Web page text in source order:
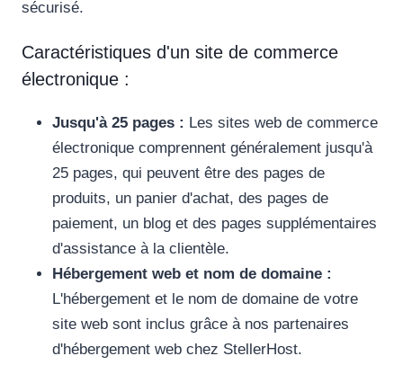
sécurisé.
Caractéristiques d'un site de commerce
électronique :
Jusqu'à 25 pages : Les sites web de commerce
électronique comprennent généralement jusqu'à
25 pages, qui peuvent être des pages de
produits, un panier d'achat, des pages de
paiement, un blog et des pages supplémentaires
d'assistance à la clientèle.
Hébergement web et nom de domaine :
L'hébergement et le nom de domaine de votre
site web sont inclus grâce à nos partenaires
d'hébergement web chez StellerHost.